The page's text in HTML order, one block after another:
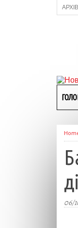
АРХІВ
06/